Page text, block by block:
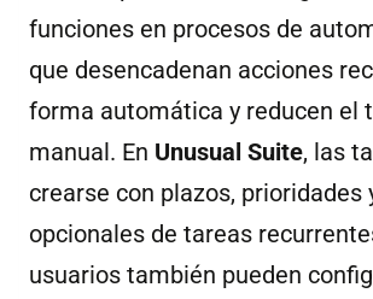
funciones en procesos de
que desencadenan acciones
forma automática y reducen el
manual. En Unusual Suite, las
crearse con plazos, prioridades
opcionales de tareas
usuarios también pueden